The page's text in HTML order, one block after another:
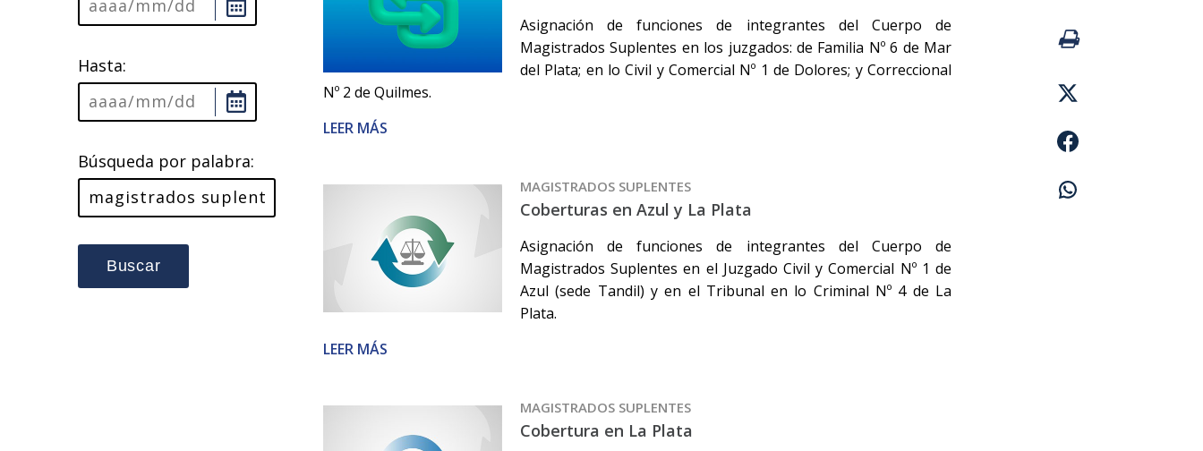
Hasta:
Búsqueda por palabra:
Buscar
Asignación de funciones de integrantes del Cuerpo de
Magistrados Suplentes en los juzgados: de Familia Nº 6 de Mar
del Plata; en lo Civil y Comercial Nº 1 de Dolores; y Correccional
Nº 2 de Quilmes.
LEER MÁS
MAGISTRADOS SUPLENTES
Coberturas en Azul y La Plata
Asignación de funciones de integrantes del Cuerpo de
Magistrados Suplentes en el Juzgado Civil y Comercial Nº 1 de
Azul (sede Tandil) y en el Tribunal en lo Criminal Nº 4 de La
Plata.
LEER MÁS
MAGISTRADOS SUPLENTES
Cobertura en La Plata